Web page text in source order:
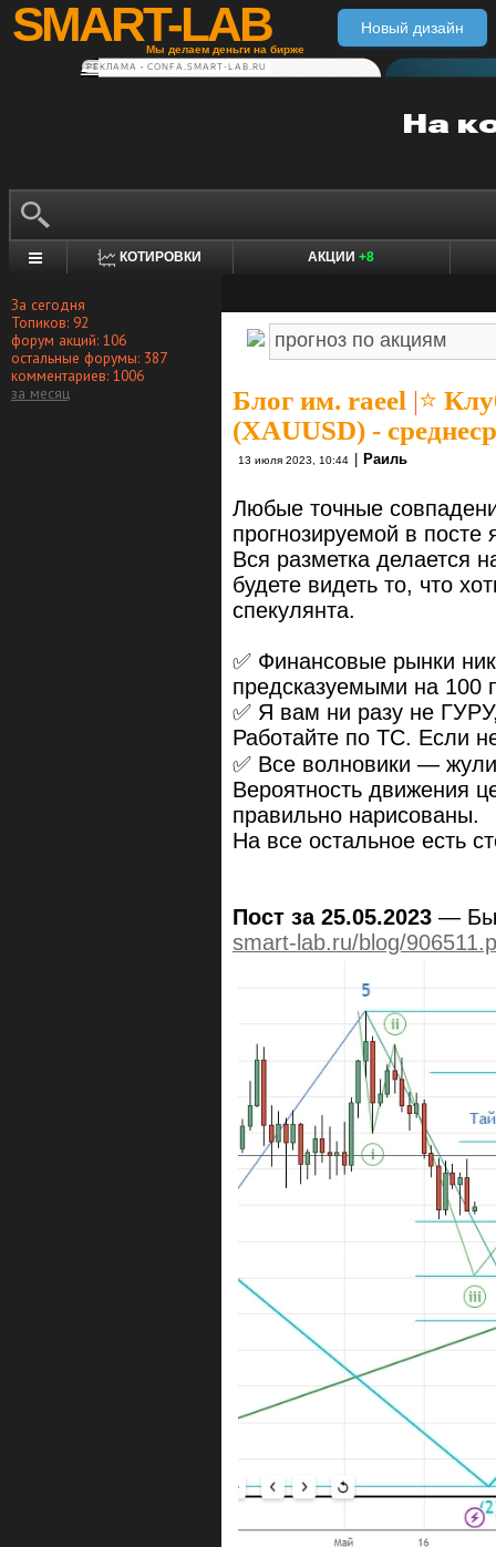
SMART-LAB
Мы делаем деньги на бирже
Новый дизайн
РЕКЛАМА • CONFA.SMART-LAB.RU
КОТИРОВКИ АКЦИИ +8
За сегодня
Топиков: 92
форум акций: 106
остальные форумы: 387
комментариев: 1006
за месяц
Блог им. raeel |⭐️
(XAUUSD) -
13 июля 2023, 10:44 Раиль
Любые точные
прогнозируемой в
Вся разметка делается
будете видеть то, что
спекулянта.
✅ Финансовые рынки
предсказуемыми на 100
✅ Я вам ни разу не
Работайте по ТС. Если
✅ Все волновики —
Вероятность движения
правильно нарисованы.
На все остальное есть
Пост за 25.05.2023 —
smart-lab.ru/blog/